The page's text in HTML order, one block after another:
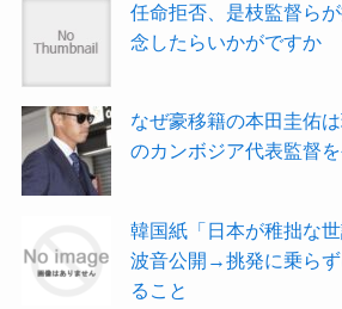
任命拒否、是枝監督ら
念したらいかがですか
なぜ豪移籍の本田圭佑
のカンボジア代表監督
韓国紙「日本が稚拙な
波音公開→挑発に乗ら
ること